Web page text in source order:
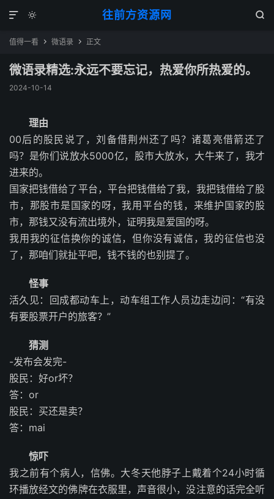
往前方资源网
 

值得一看  微语录  正文
微语录精选:永远不要忘记，热爱你所热爱的。
2024-10-14
理由
00后的股民说了，刘备借荆州还了吗？诸葛亮借箭还了
吗？是你们说放水5000亿，股市大放水，大牛来了，我才
进来的。
国家把钱借给了平台，平台把钱借给了我，我把钱借给了股
市，那股市是国家的呀，我用平台的钱，来维护国家的股
市，那钱又没有流出境外，证明我是爱国的呀。
我用我的征信换你的诚信，但你没有诚信，我的征信也没
了，那咱们就扯平吧，钱不钱的也别提了。
怪事
活久见：回成都动车上，动车组工作人员边走边问：“有没
有要股票开户的旅客？”
猜测
-发布会发完-
股民：好or坏？
答：or
股民：买还是卖？
答：mai
惊吓
我之前有个病人，信佛。大冬天他脖子上戴着个24小时循
环播放经文的佛牌在衣服里，声音很小，没注意的话完全听